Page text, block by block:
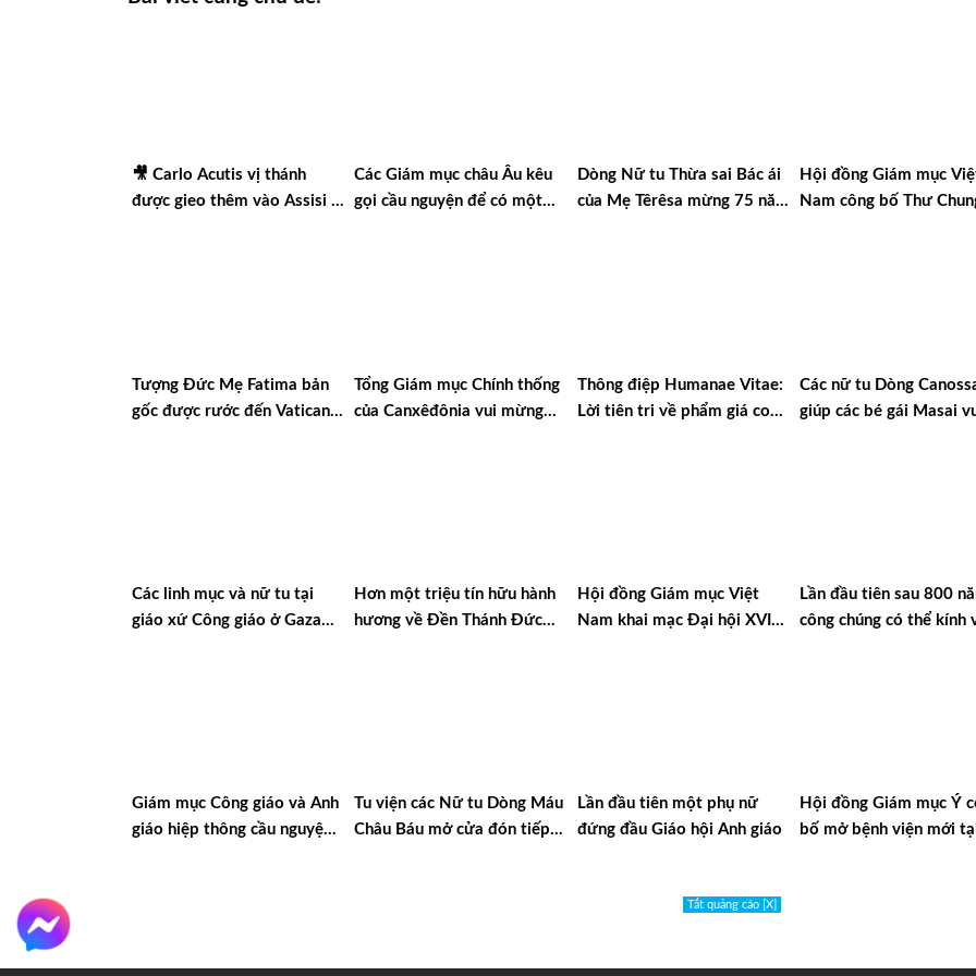
🎥 Carlo Acutis vị thánh
được gieo thêm vào Assisi |
Các Giám mục châu Âu kêu
gọi cầu nguyện để có một
Dòng Nữ tu Thừa sai Bác ái
của Mẹ Têrêsa mừng 75 năm
Hội đồng Giám mục
Nam công bố Thư
Tượng Đức Mẹ Fatima bản
gốc được rước đến Vatican
Tổng Giám mục Chính thống
của Canxêđônia vui mừng
Thông điệp Humanae Vitae:
Lời tiên tri về phẩm giá con
Các nữ tu Dòng
giúp các bé gái Masai
Các linh mục và nữ tu tại
giáo xứ Công giáo ở Gaza
Hơn một triệu tín hữu hành
hương về Đền Thánh Đức
Hội đồng Giám mục Việt
Nam khai mạc Đại hội XVI
Lần đầu tiên sau 800
công chúng có thể kính
Giám mục Công giáo và Anh
giáo hiệp thông cầu nguyện
Tu viện các Nữ tu Dòng Máu
Châu Báu mở cửa đón tiếp
Lần đầu tiên một phụ nữ
đứng đầu Giáo hội Anh giáo
Hội đồng Giám mục Ý
bố mở bệnh viện mới
Tắt quảng cáo [X]